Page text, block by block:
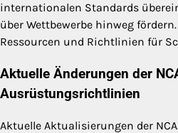
internationalen Standards
über Wettbewerbe hinweg
Ressourcen und Richtlinien für
Aktuelle Änderungen der
Ausrüstungsrichtlinien
Aktuelle Aktualisierungen der